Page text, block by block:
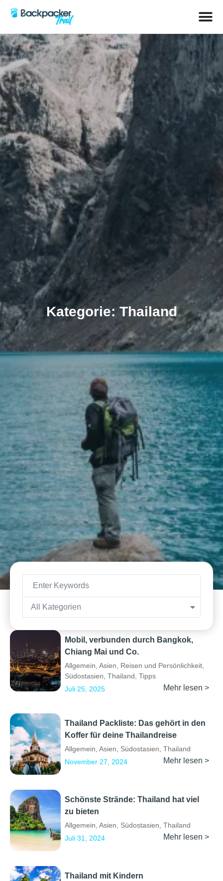
Kategorie: Thailand
All Kategorien
Mobil, verbunden durch Bangkok,
Chiang Mai und Co.
Allgemein, Asien, Reisen und Persönlichkeit,
Südostasien, Thailand, Tipps
Juli 25, 2025
Mehr lesen >
Thailand Packliste: Das gehört in den
Koffer für deine Thailandreise
Allgemein, Asien, Südostasien, Thailand
November 27, 2024
Mehr lesen >
Schönste Strände: Thailand hat viel
zu bieten
Allgemein, Asien, Südostasien, Thailand
Juli 31, 2024
Mehr lesen >
Thailand mit Kindern